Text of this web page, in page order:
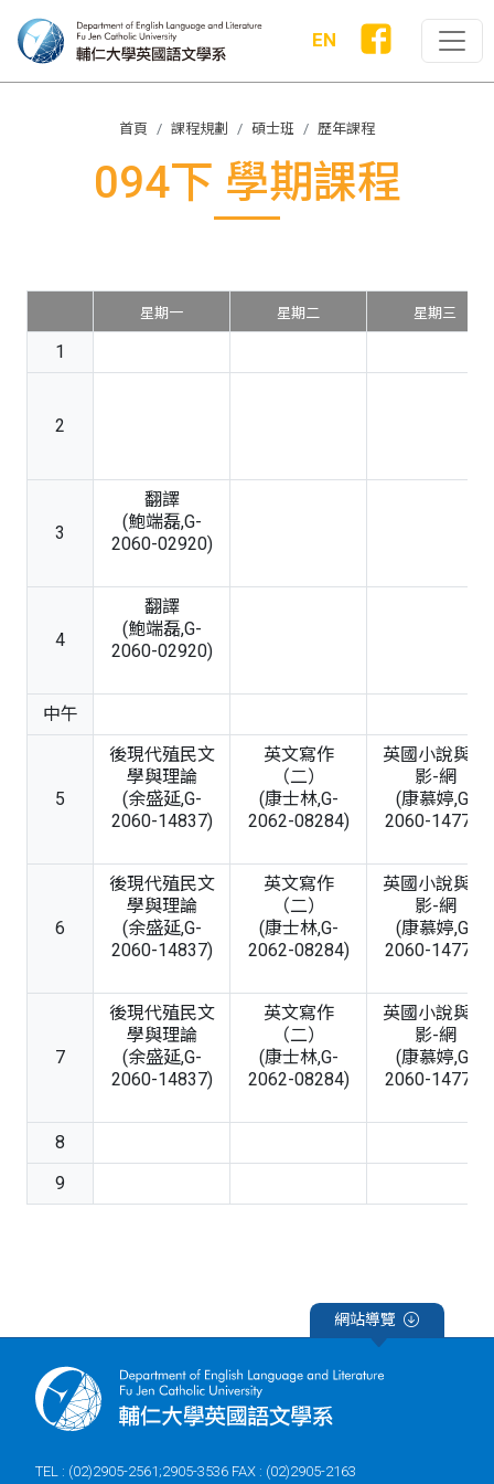
EN
首頁 課程規劃 碩士班 歷年課程
094下 學期課程
星期一 星期二 星期三
1
2
3
翻譯
(鮑端磊,G-
2060-02920)
4
翻譯
(鮑端磊,G-
2060-02920)
中午
5
後現代殖民文
學與理論
(余盛延,G-
2060-14837)
英文寫作
（二）
(康士林,G-
2062-08284)
英國小說與電
影-網
(康慕婷,G-
2060-14777)
6
後現代殖民文
學與理論
(余盛延,G-
2060-14837)
英文寫作
（二）
(康士林,G-
2062-08284)
英國小說與電
影-網
(康慕婷,G-
2060-14777)
7
後現代殖民文
學與理論
(余盛延,G-
2060-14837)
英文寫作
（二）
(康士林,G-
2062-08284)
英國小說與電
影-網
(康慕婷,G-
2060-14777)
8
9
網站導覽
TEL : (02)2905-2561;2905-3536 FAX : (02)2905-2163